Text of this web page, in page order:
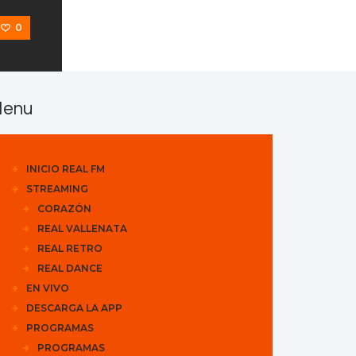
0
INICIO REAL FM
STREAMING
CORAZÓN
REAL VALLENATA
REAL RETRO
REAL DANCE
EN VIVO
DESCARGA LA APP
PROGRAMAS
PROGRAMAS